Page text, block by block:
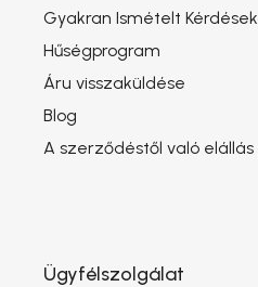
Gyakran Ismételt Kérdések
Hűségprogram
Áru visszaküldése
Blog
A szerződéstől való elállás
Ügyfélszolgálat